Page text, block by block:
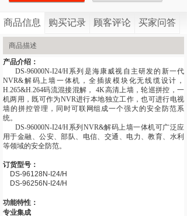
商品信息 购买记录 顾客评论 买家问答
商品描述
产品介绍：
DS-96000N-I24/H系列是海康威视自主研发的新一代
NVR&解码上墙一体机，全插拔模块化无线缆设计，
H.265&H.264码流混接混解， 4K高清上墙，轮巡拼控，一
机两用，既可作为NVR进行本地独立工作，也可进行电视
墙的拼控管理，同时可联网组成一个强大的安全防范系
统。
DS-96000N-I24/H系列NVR&解码上墙一体机可广泛应
用于金融、公安、部队、电信、交通、电力、教育、水利
等领域的安全防范。
订货型号：
DS-96128N-I24/H
DS-96256N-I24/H
功能特性：
专业集成